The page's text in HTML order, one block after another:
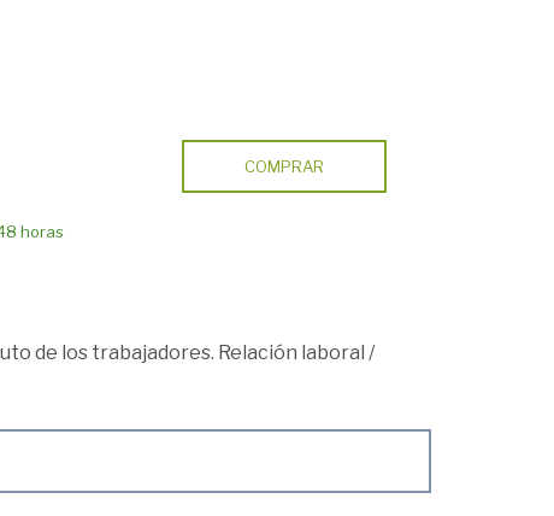
horas
COMPRAR
de los trabajadores. Relación laboral /